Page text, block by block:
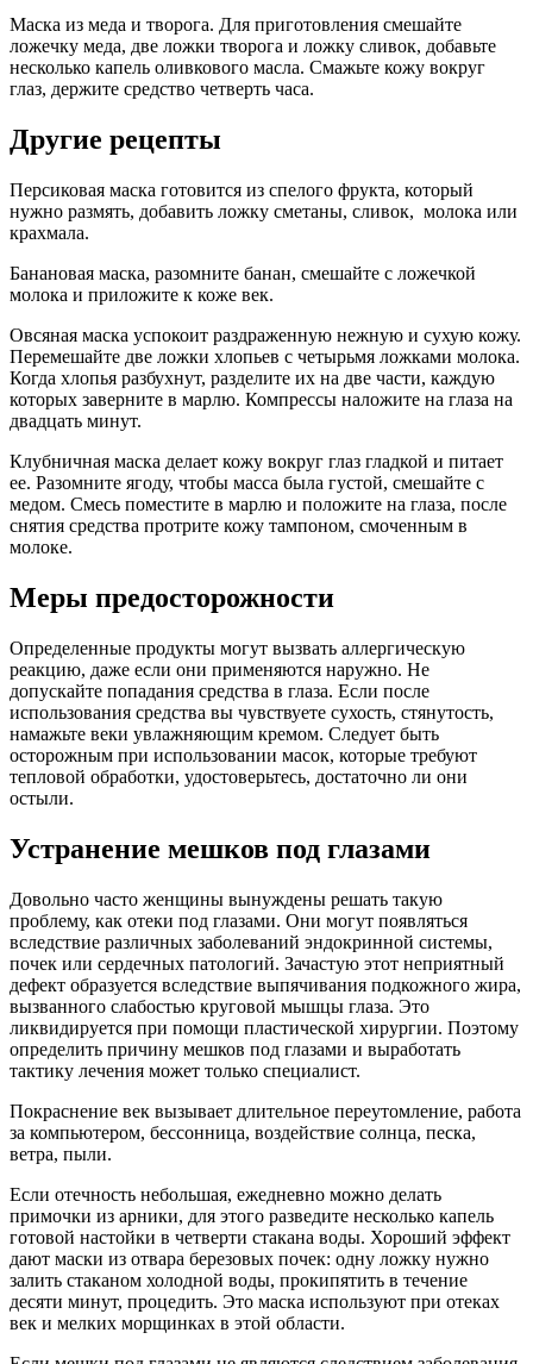
Маска из меда и творога. Для приготовления смешайте
ложечку меда, две ложки творога и ложку сливок, добавьте
несколько капель оливкового масла. Смажьте кожу вокруг
глаз, держите средство четверть часа.
Другие рецепты
Персиковая маска готовится из спелого фрукта, который
нужно размять, добавить ложку сметаны, сливок, молока или
крахмала.
Банановая маска, разомните банан, смешайте с ложечкой
молока и приложите к коже век.
Овсяная маска успокоит раздраженную нежную и сухую кожу.
Перемешайте две ложки хлопьев с четырьмя ложками молока.
Когда хлопья разбухнут, разделите их на две части, каждую
которых заверните в марлю. Компрессы наложите на глаза на
двадцать минут.
Клубничная маска делает кожу вокруг глаз гладкой и питает
ее. Разомните ягоду, чтобы масса была густой, смешайте с
медом. Смесь поместите в марлю и положите на глаза, после
снятия средства протрите кожу тампоном, смоченным в
молоке.
Меры предосторожности
Определенные продукты могут вызвать аллергическую
реакцию, даже если они применяются наружно. Не
допускайте попадания средства в глаза. Если после
использования средства вы чувствуете сухость, стянутость,
намажьте веки увлажняющим кремом. Следует быть
осторожным при использовании масок, которые требуют
тепловой обработки, удостоверьтесь, достаточно ли они
остыли.
Устранение мешков под глазами
Довольно часто женщины вынуждены решать такую
проблему, как отеки под глазами. Они могут появляться
вследствие различных заболеваний эндокринной системы,
почек или сердечных патологий. Зачастую этот неприятный
дефект образуется вследствие выпячивания подкожного жира,
вызванного слабостью круговой мышцы глаза. Это
ликвидируется при помощи пластической хирургии. Поэтому
определить причину мешков под глазами и выработать
тактику лечения может только специалист.
Покраснение век вызывает длительное переутомление, работа
за компьютером, бессонница, воздействие солнца, песка,
ветра, пыли.
Если отечность небольшая, ежедневно можно делать
примочки из арники, для этого разведите несколько капель
готовой настойки в четверти стакана воды. Хороший эффект
дают маски из отвара березовых почек: одну ложку нужно
залить стаканом холодной воды, прокипятить в течение
десяти минут, процедить. Это маска используют при отеках
век и мелких морщинках в этой области.